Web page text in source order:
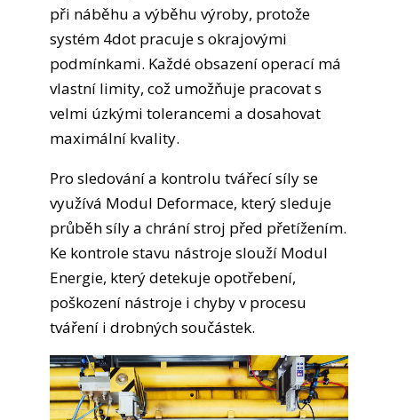
při náběhu a výběhu výroby, protože
systém 4dot pracuje s okrajovými
podmínkami. Každé obsazení operací má
vlastní limity, což umožňuje pracovat s
velmi úzkými tolerancemi a dosahovat
maximální kvality.
Pro sledování a kontrolu tvářecí síly se
využívá Modul Deformace, který sleduje
průběh síly a chrání stroj před přetížením.
Ke kontrole stavu nástroje slouží Modul
Energie, který detekuje opotřebení,
poškození nástroje i chyby v procesu
tváření i drobných součástek.